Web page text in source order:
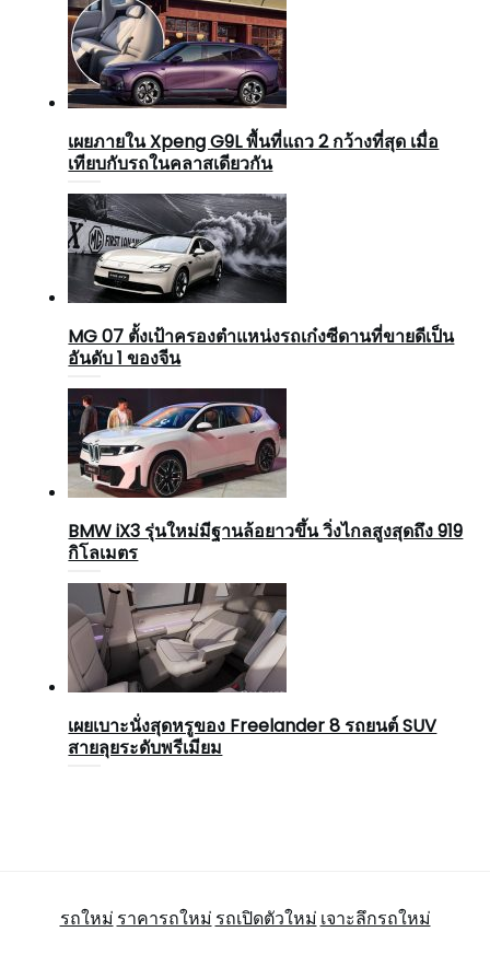
เผยภายใน Xpeng G9L พื้นที่แถว 2 กว้างที่สุด เมื่อ
เทียบกับรถในคลาสเดียวกัน
MG 07 ตั้งเป้าครองตำแหน่งรถเก๋งซีดานที่ขายดีเป็น
อันดับ 1 ของจีน
BMW iX3 รุ่นใหม่มีฐานล้อยาวขึ้น วิ่งไกลสูงสุดถึง 919
กิโลเมตร
เผยเบาะนั่งสุดหรูของ Freelander 8 รถยนต์ SUV
สายลุยระดับพรีเมียม
รถใหม่ ราคารถใหม่ รถเปิดตัวใหม่ เจาะลึกรถใหม่